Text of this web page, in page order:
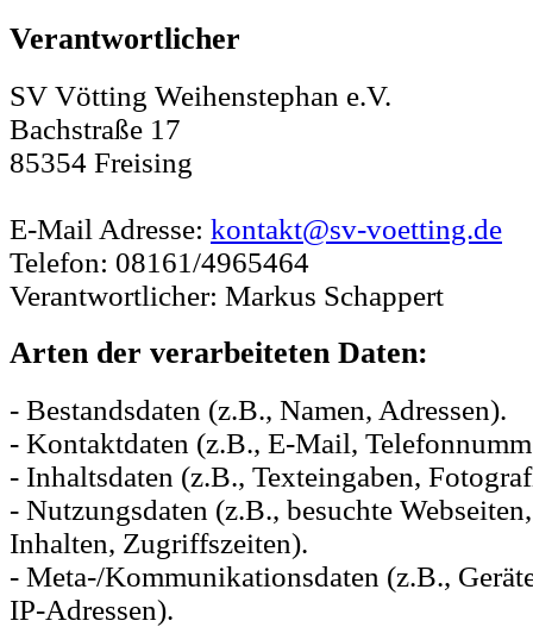
Verantwortlicher
SV Vötting Weihenstephan e.V.
Bachstraße 17
85354 Freising
E-Mail Adresse: kontakt@sv-voetting.de
Telefon: 08161/4965464
Verantwortlicher: Markus Schappert
Arten der verarbeiteten Daten:
- Bestandsdaten (z.B., Namen, Adressen).
- Kontaktdaten (z.B., E-Mail,
- Inhaltsdaten (z.B., Texteingaben,
- Nutzungsdaten (z.B., besuchte
Inhalten, Zugriffszeiten).
- Meta-/Kommunikationsdaten (z.B.,
IP-Adressen).